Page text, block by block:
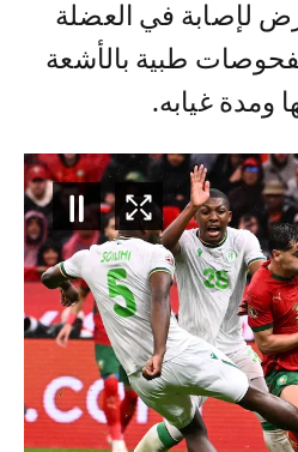
لإصابة في العضلة
طبية بالأشعة
ومدة غيابه.